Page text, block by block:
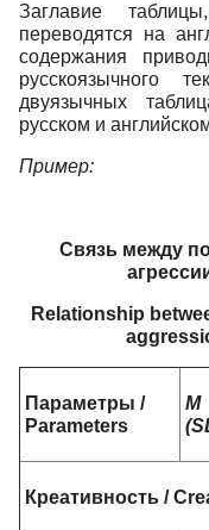
Заглавие
переводятся на
содержания
русскоязычного
двуязычных
русском и
Пример:
Связь между
Relationship
Параметры /
Parameters
M
Креативность /